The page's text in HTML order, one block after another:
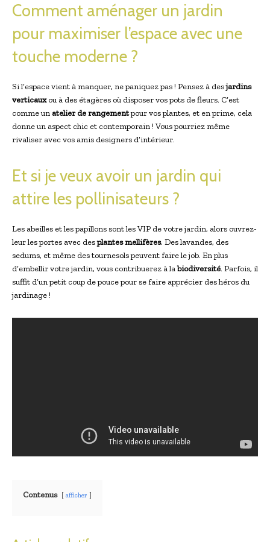
Comment aménager un jardin
pour maximiser l’espace avec une
touche moderne ?
Si l’espace vient à manquer, ne paniquez pas ! Pensez à desjardins
verticauxou à des étagères où disposer vos pots de fleurs. C’est
comme un atelier de rangementpour vos plantes, et en prime, cela
donne un aspect chic et contemporain ! Vous pourriez même
rivaliser avec vos amis designers d’intérieur.
Et si je veux avoir un jardin qui
attire les pollinisateurs ?
Les abeilles et les papillons sont les VIP de votre jardin, alors ouvrez-
leur les portes avec desplantes mellifères. Des lavandes, des
sedums, et même des tournesols peuvent faire le job. En plus
d’embellir votre jardin, vous contribuerez à labiodiversité. Parfois, il
suffit d’un petit coup de pouce pour se faire apprécier des héros du
jardinage !
Contenus afficher